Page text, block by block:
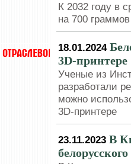
К 2032 году в
на 700
18.01.2024
3D-принтере
Ученые из
разработали
можно
3D-принтере
23.11.2023 В